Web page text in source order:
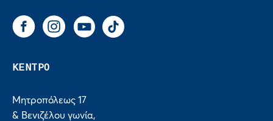
FacebookInstagram
You Tube Tik Tok
ΚΕΝΤΡΟ
Μητροπόλεως 17
& Βενιζέλου γωνία,